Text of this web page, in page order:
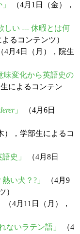
（4月1日（金），
しい --- 休暇とは何
るコンテンツ）
4月4日（月），院生
味変化から英語史の
によるコンテン
」
（4月6日
），学部生によるコ
史」
（4月8日
い犬？?」
（4月9
）
（4月11日（月），
ないラテン語」
（4